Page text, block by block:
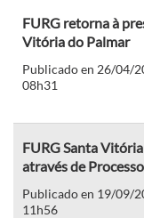
FURG retorna à
Vitória do Palmar
Publicado en 26/04/
08h31
FURG Santa
através de
Publicado en 19/09/
11h56